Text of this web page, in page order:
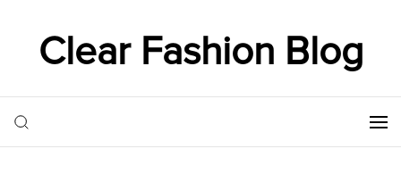
Clear Fashion Blog